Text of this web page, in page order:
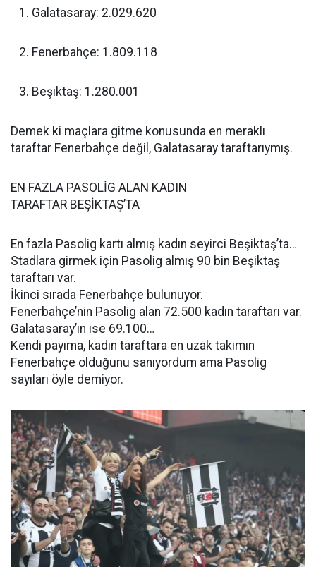
Galatasaray: 2.029.620
Fenerbahçe: 1.809.118
Beşiktaş: 1.280.001
Demek ki maçlara gitme konusunda en meraklı
taraftar Fenerbahçe değil, Galatasaray taraftarıymış.
EN FAZLA PASOLİG ALAN KADIN
TARAFTAR BEŞİKTAŞ’TA
En fazla Pasolig kartı almış kadın seyirci Beşiktaş’ta…
Stadlara girmek için Pasolig almış 90 bin Beşiktaş
taraftarı var.
İkinci sırada Fenerbahçe bulunuyor.
Fenerbahçe’nin Pasolig alan 72.500 kadın taraftarı var.
Galatasaray’ın ise 69.100…
Kendi payıma, kadın taraftara en uzak takımın
Fenerbahçe olduğunu sanıyordum ama Pasolig
sayıları öyle demiyor.